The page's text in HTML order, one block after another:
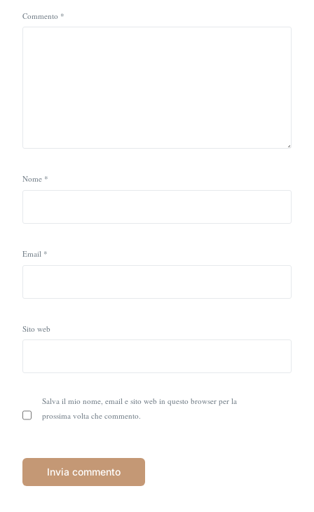
Commento *
Nome *
Email *
Sito web
Salva il mio nome, email e sito web in questo browser per la
prossima volta che commento.